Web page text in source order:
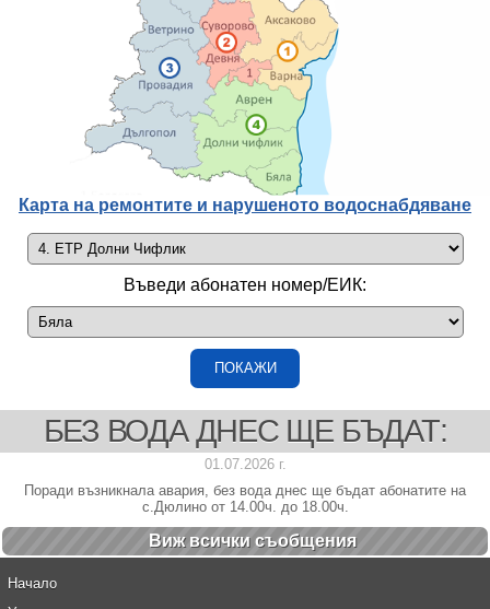
Карта на ремонтите и нарушеното водоснабдяване
Въведи абонатен номер/ЕИК:
БЕЗ ВОДА ДНЕС ЩЕ БЪДАТ:
01.07.2026 г.
Поради възникнала авария, без вода днес ще бъдат абонатите на
с.Дюлино от 14.00ч. до 18.00ч.
Виж всички cъобщения
Начало